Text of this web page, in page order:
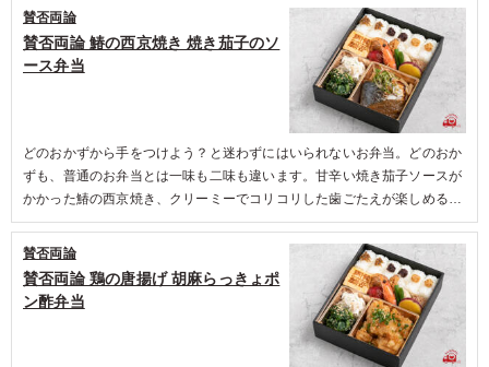
中で美味しさの羽根を広げて飛んでいきます。たまご焼きに押された賛否
両論の印が確かな自信の現れ。美味しさが身体を巡っていきます。そして
感動したのは、さつまいもレモン煮。全ての美味しさをすっと爽やかに包
み一つの作品に仕上げていました。
賛否両論 鰆の西京焼き 焼き茄子のソ
ース弁当
賛否両論
どのおかずから手をつけよう？と迷わずにはいられないお弁当。どのおか
ずも、普通のお弁当とは一味も二味も違います。甘辛い焼き茄子ソースが
かかった鰆の西京焼き、クリーミーでコリコリした歯ごたえが楽しめるポ
テトサラダ、ほろ苦さがクセになる青菜の胡麻和え、杏子の香りと優しい
甘さが嬉しい杏子トマト。全てのおかずに賛否両論のこだわりが感じられ
ました。幅広い年齢層のお客さまに食べていただきたいお弁当です。
賛否両論 鶏の唐揚げ 胡麻らっきょポ
ン酢弁当
賛否両論